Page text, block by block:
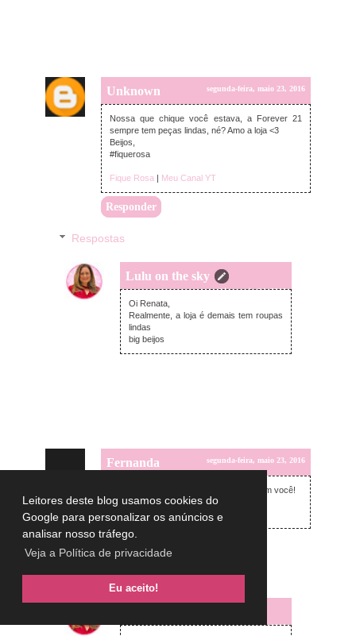
Leitores deste blog usamos cookies do
Google para personalizar os anúncios e
analisar nosso tráfego.
Veja a Política de privacidade
Eu aceito!
Unknown segunda-feira, maio 23, 2016
Nossa que chique você estava, a Forever 21
sempre tem peças lindas, né? Amo a loja <3
Beijos,
#fiquerosa
Fique Rosa | Meu Canal YT
Responder
Respostas
Lulu on the sky
terça-feira, maio 24, 2016
Oi Renata,
Realmente, a loja é demais tem roupas
lindas
big beijos
Fernanda segunda-feira, maio 23, 2016
Muito lindo o casaco, Lulu! Combinou com você!
Beijinhos
Responder
Respostas
terça-feira, maio 24, 2016